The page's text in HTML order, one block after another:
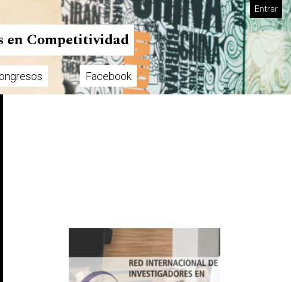
Entrar
en Competitividad
Facebook
Imagen de portada